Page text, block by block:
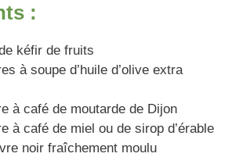
:
kéfir de fruits
à soupe d’huile d’olive extra
à café de moutarde de Dijon
à café de miel ou de sirop d’érable
noir fraîchement moulu